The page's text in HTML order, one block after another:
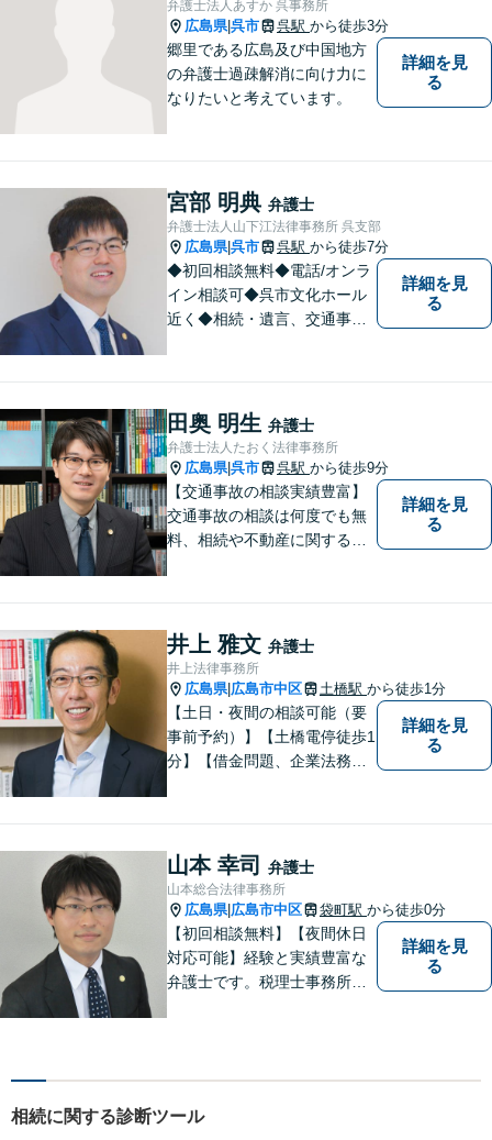
弁護士法人あすか 呉事務所
広島県|呉市 呉駅 から徒歩3分
郷里である広島及び中国地方
の弁護士過疎解消に向け力に
なりたいと考えています。
詳細を見
る
宮部 明典 弁護士
弁護士法人山下江法律事務所 呉支部
広島県|呉市 呉駅 から徒歩7分
◆初回相談無料◆電話/オンラ
イン相談可◆呉市文化ホール
近く◆相続・遺言、交通事
など。話しにくいことも安心
してご相談ください。あなた
の気持ちに寄り添い、丁寧に
お応えします。
詳細を見
る
田奥 明生 弁護士
弁護士法人たおく法律事務所
広島県|呉市 呉駅 から徒歩9分
【交通事故の相談実績豊富】
交通事故の相談は何度でも無
料、相続や不動産に関する相
様がどうしたいのかを伺い本
質的な解決に導きます。誠心
誠意で地元呉市に貢献しま
す。
詳細を見
る
井上 雅文 弁護士
井上法律事務所
広島県| 広島市中区 土橋駅 から徒歩1分
【土日・夜間の相談可能（要
事前予約）】【土橋電停徒歩1
分】【借金問題、企業法務、
件を多く取り扱っておりま
す。お気軽に問い合わせくだ
さい。
詳細を見
る
山本 幸司 弁護士
山本総合法律事務所
広島県| 広島市中区 袋町駅 から徒歩0分
【初回相談無料】【夜間休日
対応可能】経験と実績豊富な
弁護士です。税理士事務所と
ての一番の喜びです。依頼者
に対応することを心がけてい
詳細を見
る
相続に関する診断ツール